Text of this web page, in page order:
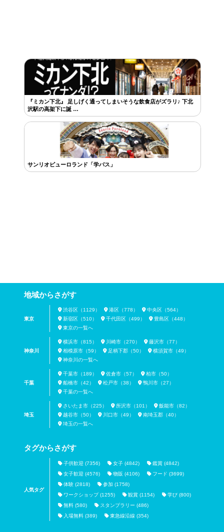
『ミカン下北』 足しげく通ってしまいそうな飲食店がズラリ♪ 下北
沢駅の高架下に誕 …
サンリオピューロランド「学パス」
地域からさがす
東京
渋谷区（1129） 港区（778）
中央区（564）
新宿区（510）
千代田区（499）
豊島区（448）
東京の一覧へ
神奈川
横浜市（815） 川崎市（270）
藤沢市（77）
相模原市（59）
足柄下郡（50）
横須賀市（49）
神奈川の一覧へ
千葉
千葉市（189） 佐倉市（57）
柏市（50）
船橋市（42）
松戸市（38）
鴨川市（27）
千葉の一覧へ
埼玉
さいたま市（225） 所沢市（101）
飯能市（82）
越谷市（50）
川口市（49）
南埼玉郡（40）
埼玉の一覧へ
タグからさがす
人気タグ
子供歓迎 (7356) 女子 (4842)
鑑賞 (4842)
女子歓迎 (4576)
物販 (4106)
フード (3699)
体験 (2818)
参加 (1758)
ワークショップ (1255)
観賞 (1154)
学び (800)
無料 (580)
スタンプラリー (486)
入場無料 (389)
東急線沿線 (354)